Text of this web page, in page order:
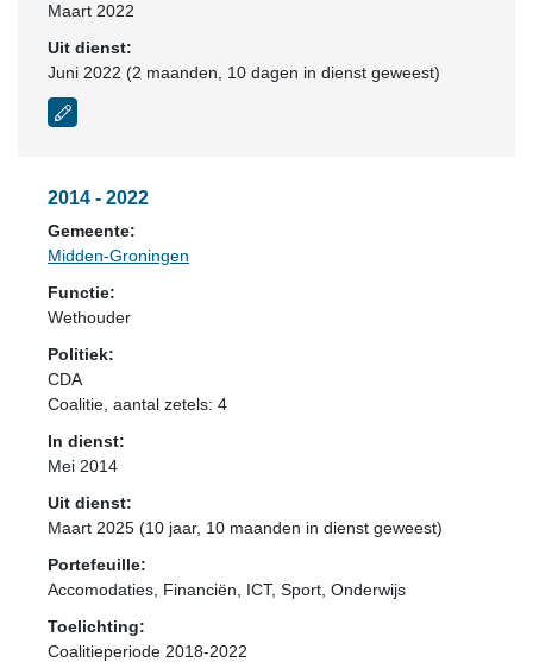
Maart 2022
Uit dienst:
Juni 2022 (2 maanden, 10 dagen in dienst geweest)
2014 - 2022
Gemeente:
Midden-Groningen
Functie:
Wethouder
Politiek:
CDA
Coalitie , aantal zetels: 4
In dienst:
Mei 2014
Uit dienst:
Maart 2025 (10 jaar, 10 maanden in dienst geweest)
Portefeuille:
Accomodaties, Financiën, ICT, Sport, Onderwijs
Toelichting:
Coalitieperiode 2018-2022